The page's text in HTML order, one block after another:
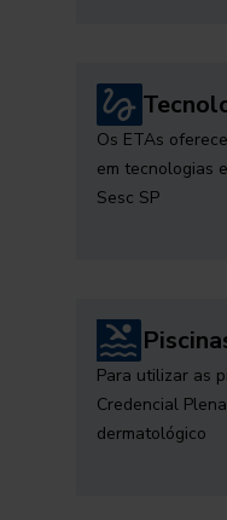
Os ETAs
em tecnologias
Sesc SP
Para utilizar as
Credencial
dermatológico